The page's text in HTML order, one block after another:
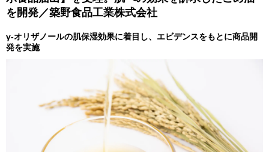
を開発／築野食品工業株式会社
γ-オリザノールの肌保湿効果に着目し、エビデンスをもとに商品開
発を実施